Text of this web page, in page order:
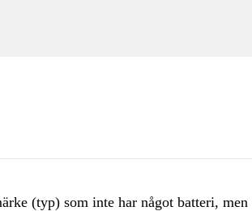
(typ) som inte har något batteri,